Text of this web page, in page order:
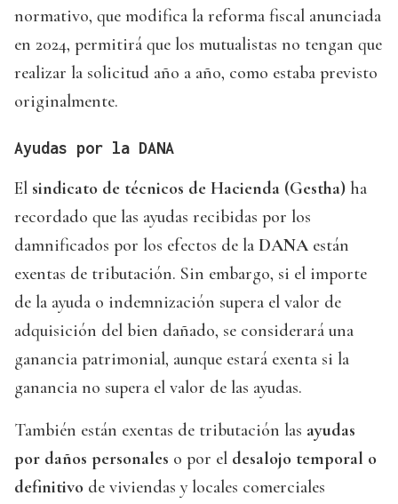
normativo, que modifica la reforma fiscal anunciada
en 2024, permitirá que los mutualistas no tengan que
realizar la solicitud año a año, como estaba previsto
originalmente.
Ayudas por la DANA
El sindicato de técnicos de Hacienda (Gestha) ha
recordado que las ayudas recibidas por los
damnificados por los efectos de la DANA están
exentas de tributación. Sin embargo, si el importe
de la ayuda o indemnización supera el valor de
adquisición del bien dañado, se considerará una
ganancia patrimonial, aunque estará exenta si la
ganancia no supera el valor de las ayudas.
También están exentas de tributación las ayudas
por daños personales o por el desalojo temporal o
definitivo de viviendas y locales comerciales